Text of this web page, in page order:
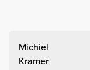
Michiel
Kramer